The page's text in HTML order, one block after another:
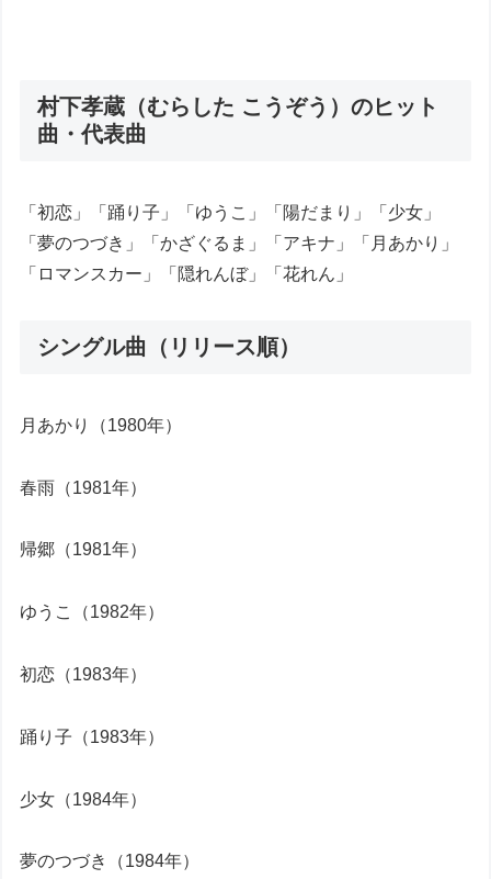
村下孝蔵（むらした こうぞう）のヒット
曲・代表曲
「初恋」「踊り子」「ゆうこ」「陽だまり」「少女」
「夢のつづき」「かざぐるま」「アキナ」「月あかり」
「ロマンスカー」「隠れんぼ」「花れん」
シングル曲（リリース順）
月あかり（1980年）
春雨（1981年）
帰郷（1981年）
ゆうこ（1982年）
初恋（1983年）
踊り子（1983年）
少女（1984年）
夢のつづき（1984年）